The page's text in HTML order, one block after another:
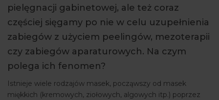
pielęgnacji gabinetowej, ale też coraz
częściej sięgamy po nie w celu uzupełnienia
zabiegów z użyciem peelingów, mezoterapii
czy zabiegów aparaturowych. Na czym
polega ich fenomen?
Istnieje wiele rodzajów masek, począwszy od masek
miękkich (kremowych, ziołowych, algowych itp.) poprzez